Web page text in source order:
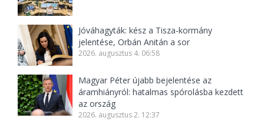
Jóváhagyták: kész a Tisza-kormány
jelentése, Orbán Anitán a sor
2026. augusztus 4. 06:58
Magyar Péter újabb bejelentése az
áramhiányról: hatalmas spórolásba kezdett
az ország
2026. augusztus 2. 12:37